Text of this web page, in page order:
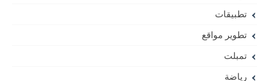
تطبيقات
تطوير مواقع
تمبلت
رياضة